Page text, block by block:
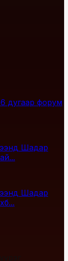
дугаар форум
Шадар
Шадар